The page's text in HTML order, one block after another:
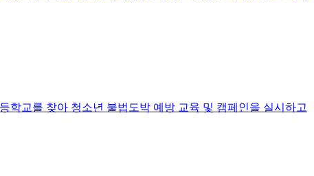
학교를 찾아 청소년 불법도박 예방 교육 및 캠페인을 실시하고